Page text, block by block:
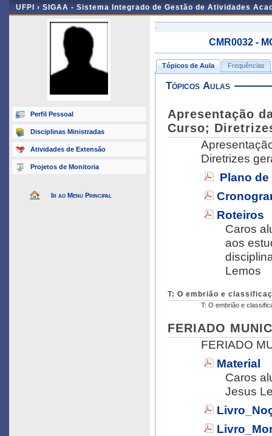
UFPI › SIGAA - Sistema Integrado de Gestão de Atividades
Perfil Pessoal
Disciplinas Ministradas
Atividades de Extensão
Projetos de Monitoria
Ir ao Menu Principal
-
CMR0032 -
Tópicos de Aula Frequências
Tópicos Aulas
Apresentação
Curso;
Diretrizes
Plano
Roteiros
Caros
aos
Lemos
T: O embrião e
T: O embrião e
FERIADO
FERIADO
Material
Caros
Jesus